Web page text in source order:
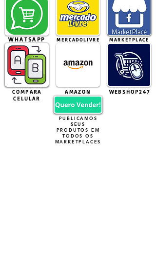
WHATSAPP MERCADOLIVRE MARKETPLACE
COMPARA
CELULAR
AMAZON WEBSHOP247
PUBLICAMOS
SEUS
PRODUTOS EM
TODOS OS
MARKETPLACES